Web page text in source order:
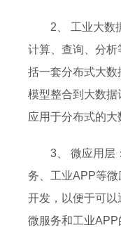
2、 工业大数
计算、查询、分
括一套分布式大
模型整合到大数
应用于分布式的大
3、 微应用层
务、工业APP等
开发，以便于可
微服务和工业APP